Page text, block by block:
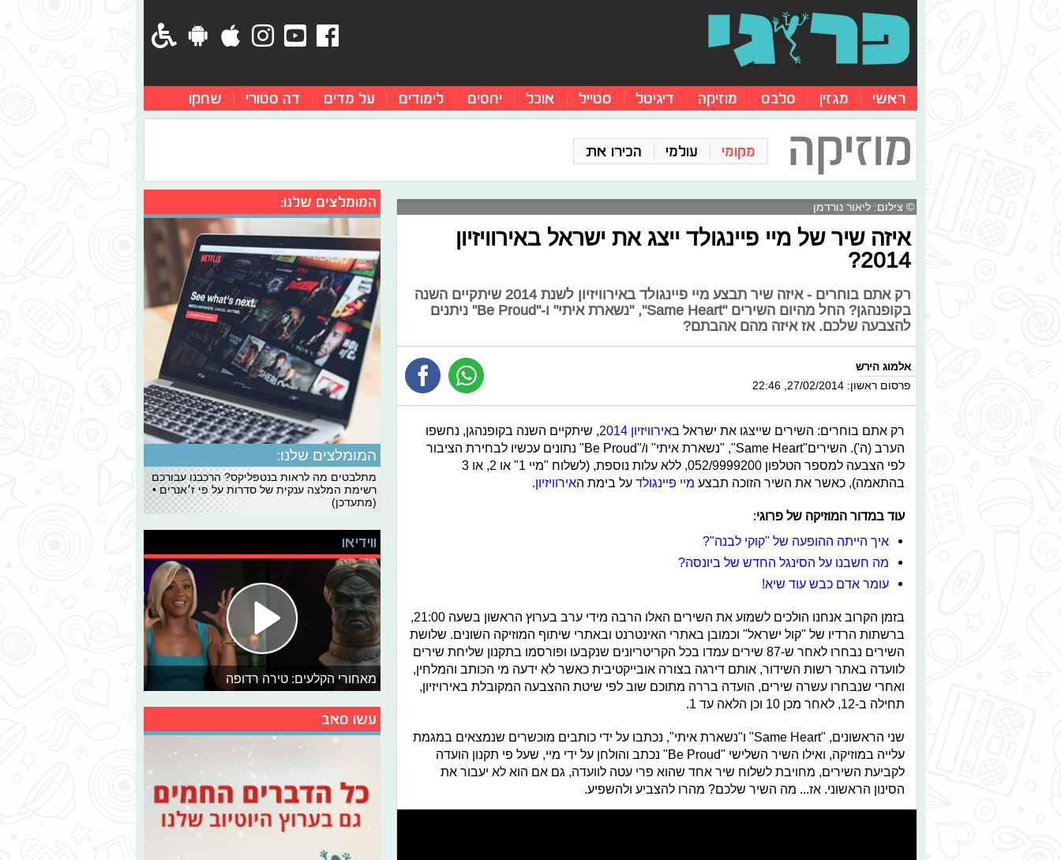
ראשי מגזין סלבס מוזיקה דיגיטל סטייל אוכל יחסים לימודים על מדים דה סטורי שחקו
מוזיקה מקומי עולמי הכירו את
© צילום: ליאור נורדמן
איזה שיר של מיי פיינגולד ייצג את ישראל באירוויזיון
2014?
רק אתם בוחרים - איזה שיר תבצע מיי פיינגולד באירוויזיון לשנת 2014 שיתקיים השנה
בקופנהגן? החל מהיום השירים "Same Heart", "נשארת איתי" ו-"Be Proud" ניתנים
להצבעה שלכם. אז איזה מהם אהבתם?
אלמוג הירש
פרסום ראשון: 27/02/2014, 22:46
רק אתם בוחרים: השירים שייצגו את ישראל באירוויזיון 2014
, שיתקיים השנה בקופנהגן, נחשפו
הערב (ה'). השירים"Same Heart", "נשארת איתי" ו/"Be Proud" נתונים עכשיו לבחירת הציבור
לפי הצבעה למספר הטלפון 052/9999200, ללא עלות נוספת, (לשלוח "מיי 1" או 2, או 3
בהתאמה), כאשר את השיר הזוכה תבצע מיי פיינגולד על בימת האירוויזיון.
עוד במדור המוזיקה של פרוגי:
איך הייתה ההופעה של "קוקי לבנה"?
מה חשבנו על הסינגל החדש של ביונסה?
עומר אדם כבש עוד שיא!
בזמן הקרוב אנחנו הולכים לשמוע את השירים האלו הרבה מידי ערב בערוץ הראשון בשעה 21:00,
ברשתות הרדיו של "קול ישראל" וכמובן באתרי האינטרנט ובאתרי שיתוף המוזיקה השונים. שלושת
השירים נבחרו לאחר ש-87 שירים עמדו בכל הקריטריונים שנקבעו ופורסמו בתקנון שליחת שירים
לוועדה באתר רשות השידור, אותם דירגה בצורה אובייקטיבית כאשר לא ידעה מי הכותב והמלחין,
ואחרי שנבחרו עשרה שירים, הועדה בררה מתוכם שוב לפי שיטת ההצבעה המקובלת באירויזיון,
תחילה ב-12, לאחר מכן 10 וכן הלאה עד 1.
שני הראשונים, "Same Heart" ו"נשארת איתי", נכתבו על ידי כותבים מוכשרים שנמצאים במגמת
עלייה במוזיקה, ואילו השיר השלישי "Be Proud" נכתב והולחן על ידי מיי, שעל פי תקנון הועדה
לקביעת השירים, מחויבת לשלוח שיר אחד שהוא פרי עטה לוועדה, גם אם הוא לא יעבור את
הסינון הראשוני. אז... מה השיר שלכם? מהרו להצביע ולהשפיע.
המומלצים שלנו:
המומלצים שלנו:
מתלבטים מה לראות בנטפליקס? הרכבנו עבורכם
רשימת המלצה ענקית של סדרות על פי ז׳אנרים •
(מתעדכן)
ווידיאו
מאחורי הקלעים: טירה רדופה
עשו סאב